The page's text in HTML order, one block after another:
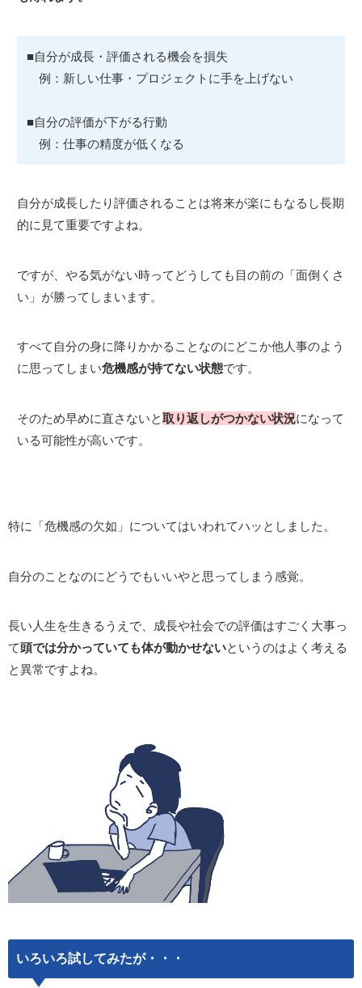
■自分が成長・評価される機会を損失
例：新しい仕事・プロジェクトに手を上げない
■自分の評価が下がる行動
例：仕事の精度が低くなる
自分が成長したり評価されることは将来が楽にもなるし長期
的に見て重要ですよね。
ですが、やる気がない時ってどうしても目の前の「面倒くさ
い」が勝ってしまいます。
すべて自分の身に降りかかることなのにどこか他人事のよう
に思ってしまい危機感が持てない状態です。
そのため早めに直さないと取り返しがつかない状況になって
いる可能性が高いです。
特に「危機感の欠如」についてはいわれてハッとしました。
自分のことなのにどうでもいいやと思ってしまう感覚。
長い人生を生きるうえで、成長や社会での評価はすごく大事っ
て頭では分かっていても体が動かせないというのはよく考える
と異常ですよね。
いろいろ試してみたが・・・